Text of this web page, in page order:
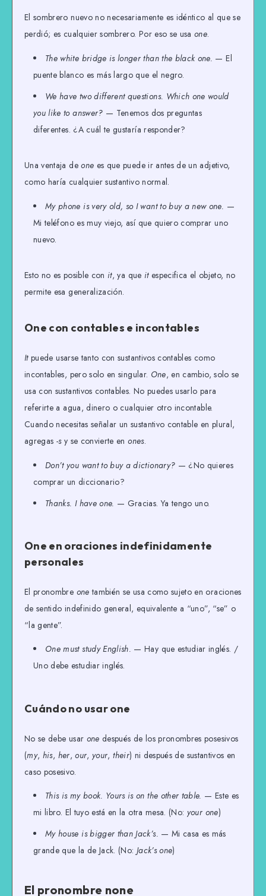
El sombrero nuevo no necesariamente es idéntico al que se
perdió; es cualquier sombrero. Por eso se usaone.
The white bridge is longer than the black one. — El
puente blanco es más largo que el negro.
We have two different questions. Which one would
you like to answer? — Tenemos dos preguntas
diferentes. ¿A cuál te gustaría responder?
Una ventaja deone es que puede ir antes de un adjetivo,
como haría cualquier sustantivo normal.
My phone is very old, so I want to buy a new one. —
Mi teléfono es muy viejo, así que quiero comprar uno
nuevo.
Esto no es posible con it, ya que itespecifica el objeto, no
permite esa generalización.
One con contables e incontables
Itpuede usarse tanto con sustantivos contables como
incontables, pero solo en singular. One, en cambio, solo se
usa con sustantivos contables. No puedes usarlo para
referirte a agua, dinero o cualquier otro incontable.
Cuando necesitas señalar un sustantivo contable en plural,
agregas -sy se convierte enones.
Don’t you want to buy a dictionary? — ¿No quieres
comprar un diccionario?
Thanks. I have one. — Gracias. Ya tengo uno.
One en oraciones indefinidamente
personales
El pronombre one también se usa como sujeto en oraciones
de sentido indefinido general, equivalente a “uno”, “se” o
“la gente”.
One must study English. — Hay que estudiar inglés. /
Uno debe estudiar inglés.
Cuándo no usar one
No se debe usar one después de los pronombres posesivos
(my, his, her,our,your,their) ni después de sustantivos en
caso posesivo.
This is my book. Yours is on the other table. — Este es
mi libro. El tuyo está en la otra mesa. (No: your one)
My house is bigger than Jack’s. — Mi casa es más
grande que la de Jack. (No: Jack’s one)
El pronombre none